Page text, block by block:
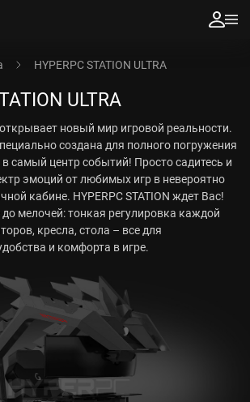
HYPERPC STATION ULTRA
ULTRA
открывает новый мир игровой реальности.
создана для полного погружения
в самый центр событий! Просто садитесь и
эмоций от любимых игр в невероятно
кабине. HYPERPC STATION ждет Вас!
мелочей: тонкая регулировка каждой
кресла, стола – все для
и комфорта в игре.